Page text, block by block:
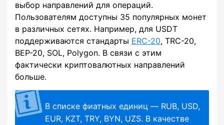
выбор направлений для операций.
Пользователям доступны 35 популярных монет
в различных сетях. Например, для USDT
поддерживаются стандарты ERC-20, TRC-20,
BEP-20, SOL, Polygon. В связи с этим
фактически криптовалютных направлений
больше.
В списке фиатных единиц — RUB, USD,
EUR, KZT, TRY, BYN, UZS. В качестве